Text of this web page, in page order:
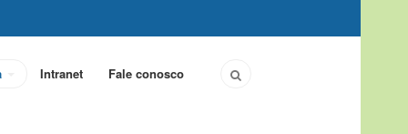
Intranet Fale conosco